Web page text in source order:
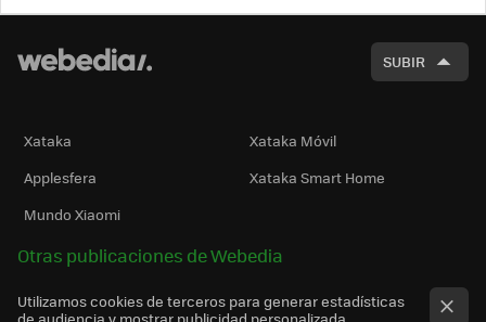
SUBIR
Xataka
Xataka Móvil
Applesfera
Xataka Smart Home
Mundo Xiaomi
Otras publicaciones de Webedia
Utilizamos cookies de terceros para generar estadísticas